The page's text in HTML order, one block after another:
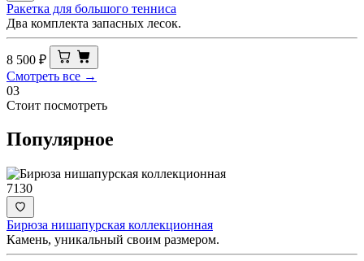
Ракетка для большого тенниса
Два комплекта запасных лесок.
8 500 ₽
Смотреть все →
03
Стоит посмотреть
Популярное
7130
Бирюза нишапурская коллекционная
Камень, уникальный своим размером.